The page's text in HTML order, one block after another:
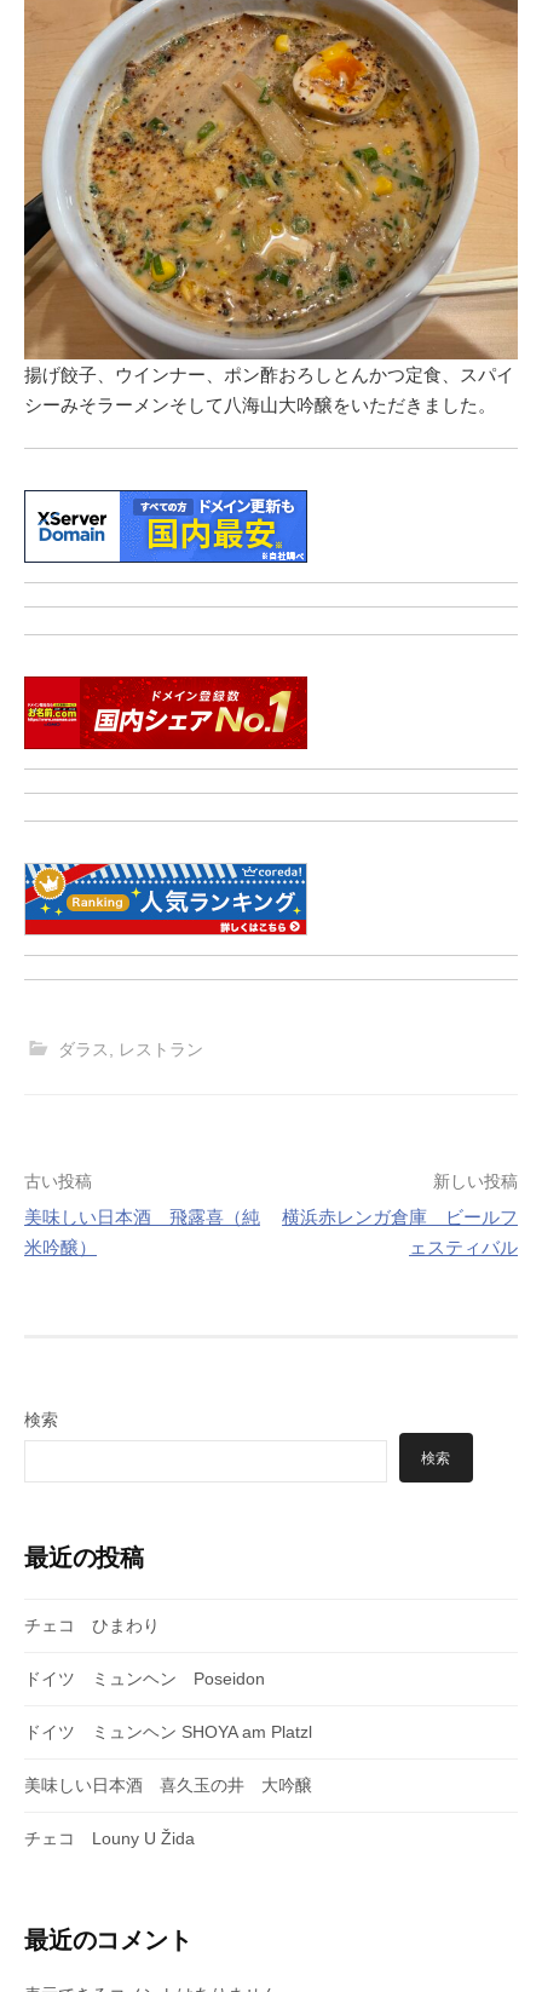
揚げ餃子、ウインナー、ポン酢おろしとんかつ定食、スパイ
シーみそラーメンそして八海山大吟醸をいただきました。
ダラス レストラン
投
稿
ー
シ
ョ
ン
古い投稿
美味しい日本酒 飛露喜（純
米吟醸）
新しい投稿
横浜赤レンガ倉庫 ビールフ
ェスティバル
検索
検索
最近の投稿
チェコ ひまわり
ドイツ ミュンヘン Poseidon
ドイツ ミュンヘン SHOYA am Platzl
美味しい日本酒 喜久玉の井 大吟醸
チェコ Louny U Žida
最近のコメント